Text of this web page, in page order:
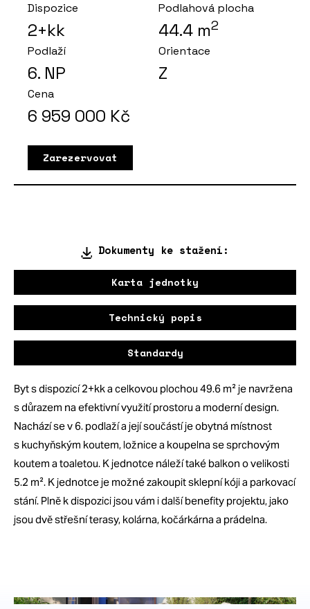
Dispozice
2+kk
Podlahová plocha
44.4 m2
Podlaží
6. NP
Orientace
Z
Cena
6 959 000 Kč
Zarezervovat
Dokumenty ke stažení:
Karta jednotky
Technický popis
Standardy
Byt s dispozicí 2+kk a celkovou plochou 49.6 m² je navržena
s důrazem na efektivní využití prostoru a moderní design.
Nachází se v 6. podlaží a její součástí je obytná místnost
s kuchyňským koutem, ložnice a koupelna se sprchovým
koutem a toaletou. K jednotce náleží také balkon o velikosti
5.2 m². K jednotce je možné zakoupit sklepní kóji a parkovací
stání. Plně k dispozici jsou vám i další benefity projektu, jako
jsou dvě střešní terasy, kolárna, kočárkárna a prádelna.